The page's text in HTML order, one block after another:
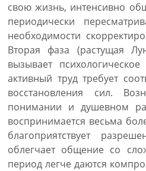
свою жизнь, интенсивно
периодически
необходимости
Вторая фаза (растущая
вызывает
активный труд требует
восстановления сил.
понимании и душевном
воспринимается весьма
благоприятствует
облегчает общение со
период легче даются